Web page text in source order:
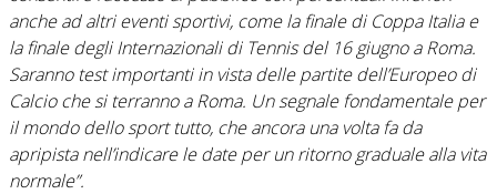
anche ad altri eventi sportivi, come la finale di Coppa Italia e
la finale degli Internazionali di Tennis del 16 giugno a Roma.
Saranno test importanti in vista delle partite dell’Europeo di
Calcio che si terranno a Roma. Un segnale fondamentale per
il mondo dello sport tutto, che ancora una volta fa da
apripista nell’indicare le date per un ritorno graduale alla vita
normale”.